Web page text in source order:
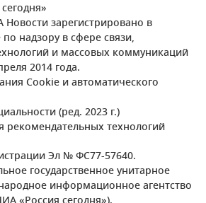
зарегистрировано в
надзору в сфере связи,
и массовых коммуникаций
2014 года.
Cookie и автоматического
(ред. 2023 г.)
технологий
Эл № ФС77-57640.
государственное унитарное
информационное агентство